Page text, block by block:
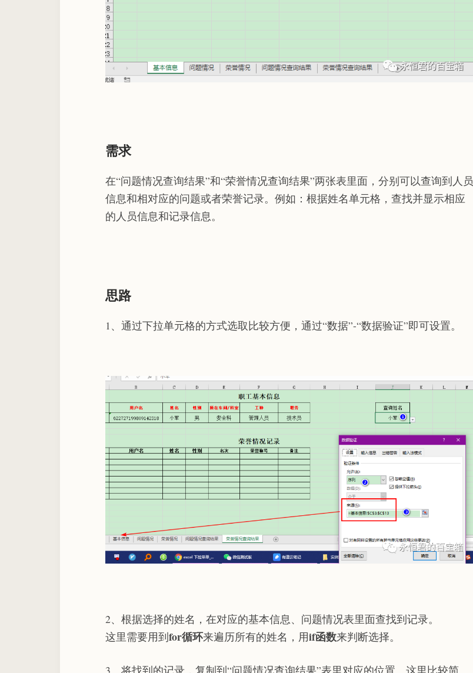
需求
在“问题情况查询结果”和“荣誉情况查询结果”两张表里面，分别可以查询到人员
信息和相对应的问题或者荣誉记录。例如：根据姓名单元格，查找并显示相应
的人员信息和记录信息。
思路
1、通过下拉单元格的方式选取比较方便，通过“数据”-“数据验证”即可设置。
2、根据选择的姓名，在对应的基本信息、问题情况表里面查找到记录。
这里需要用到for循环来遍历所有的姓名，用if函数来判断选择。
3、将找到的记录，复制到“问题情况查询结果”表里对应的位置。这里比较简